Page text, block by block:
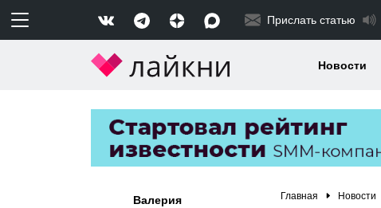
Прислать статью
Новости
Валерия
Главная Новости